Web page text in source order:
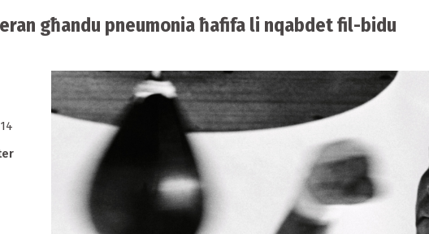
għandu pneumonia ħafifa li nqabdet fil-bidu